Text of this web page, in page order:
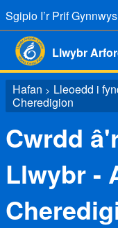
Sgipio I’r Prif Gynnwys
Llwybr
Hafan > Lleoedd i
Cheredigion
Cwrdd
Llwybr -